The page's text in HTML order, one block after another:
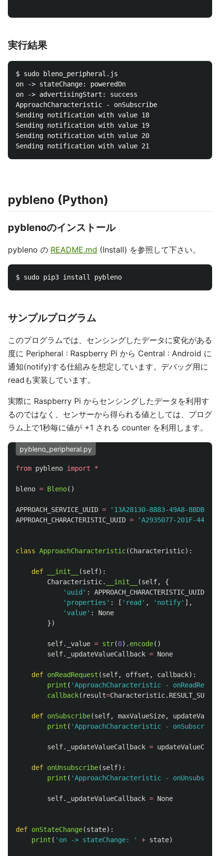
実行結果
$ sudo bleno_peripheral.js
on -> stateChange: poweredOn
on -> advertisingStart: success
ApproachCharacteristic - onSubscribe
Sending notification with value 18
Sending notification with value 19
Sending notification with value 20
pybleno (Python)
pyblenoのインストール
pybleno の README.md (Install) を参照して下さい。
サンプルプログラム
このプログラムでは、センシングしたデータに変化がある
度に Peripheral : Raspberry Pi から Central : Android に
通知(notify)する仕組みを想定しています。デバッグ用に
readも実装しています。
実際に Raspberry Pi からセンシングしたデータを利用す
るのではなく、センサーから得られる値としては、プログ
ラム上で1秒毎に値が +1 される counter を利用します。
pybleno_peripheral.py
from pybleno import *
bleno = Bleno()
APPROACH_SERVICE_UUID = ' 13A28130-8883-49A8-8BDB-
APPROACH_CHARACTERISTIC_UUID = 'A2935077-201F-44EB-
class ApproachCharacteristic(Characteristic):
def __init__ (self):
Characteristic. __init__ (self,
{
' uuid ' : APPROACH_CHARACTERISTIC_UUID
' properties ' : [ ' read ' , ' notify' ],
' value' :
None
})
self. _value = str(0). encode()
self. _updateValueCallback = None
def onReadRequest (self, offset , callback):
print ( 'ApproachCharacteristic -
callback( result=Characteristic.
def onSubscribe(self, maxValueSize,
print ( 'ApproachCharacteristic - onSubscribe
self. _updateValueCallback =
def onUnsubscribe(self):
print ( 'ApproachCharacteristic -
self. _updateValueCallback = None
def onStateChange(state):
print ( ' on -> stateChange: ' + state)